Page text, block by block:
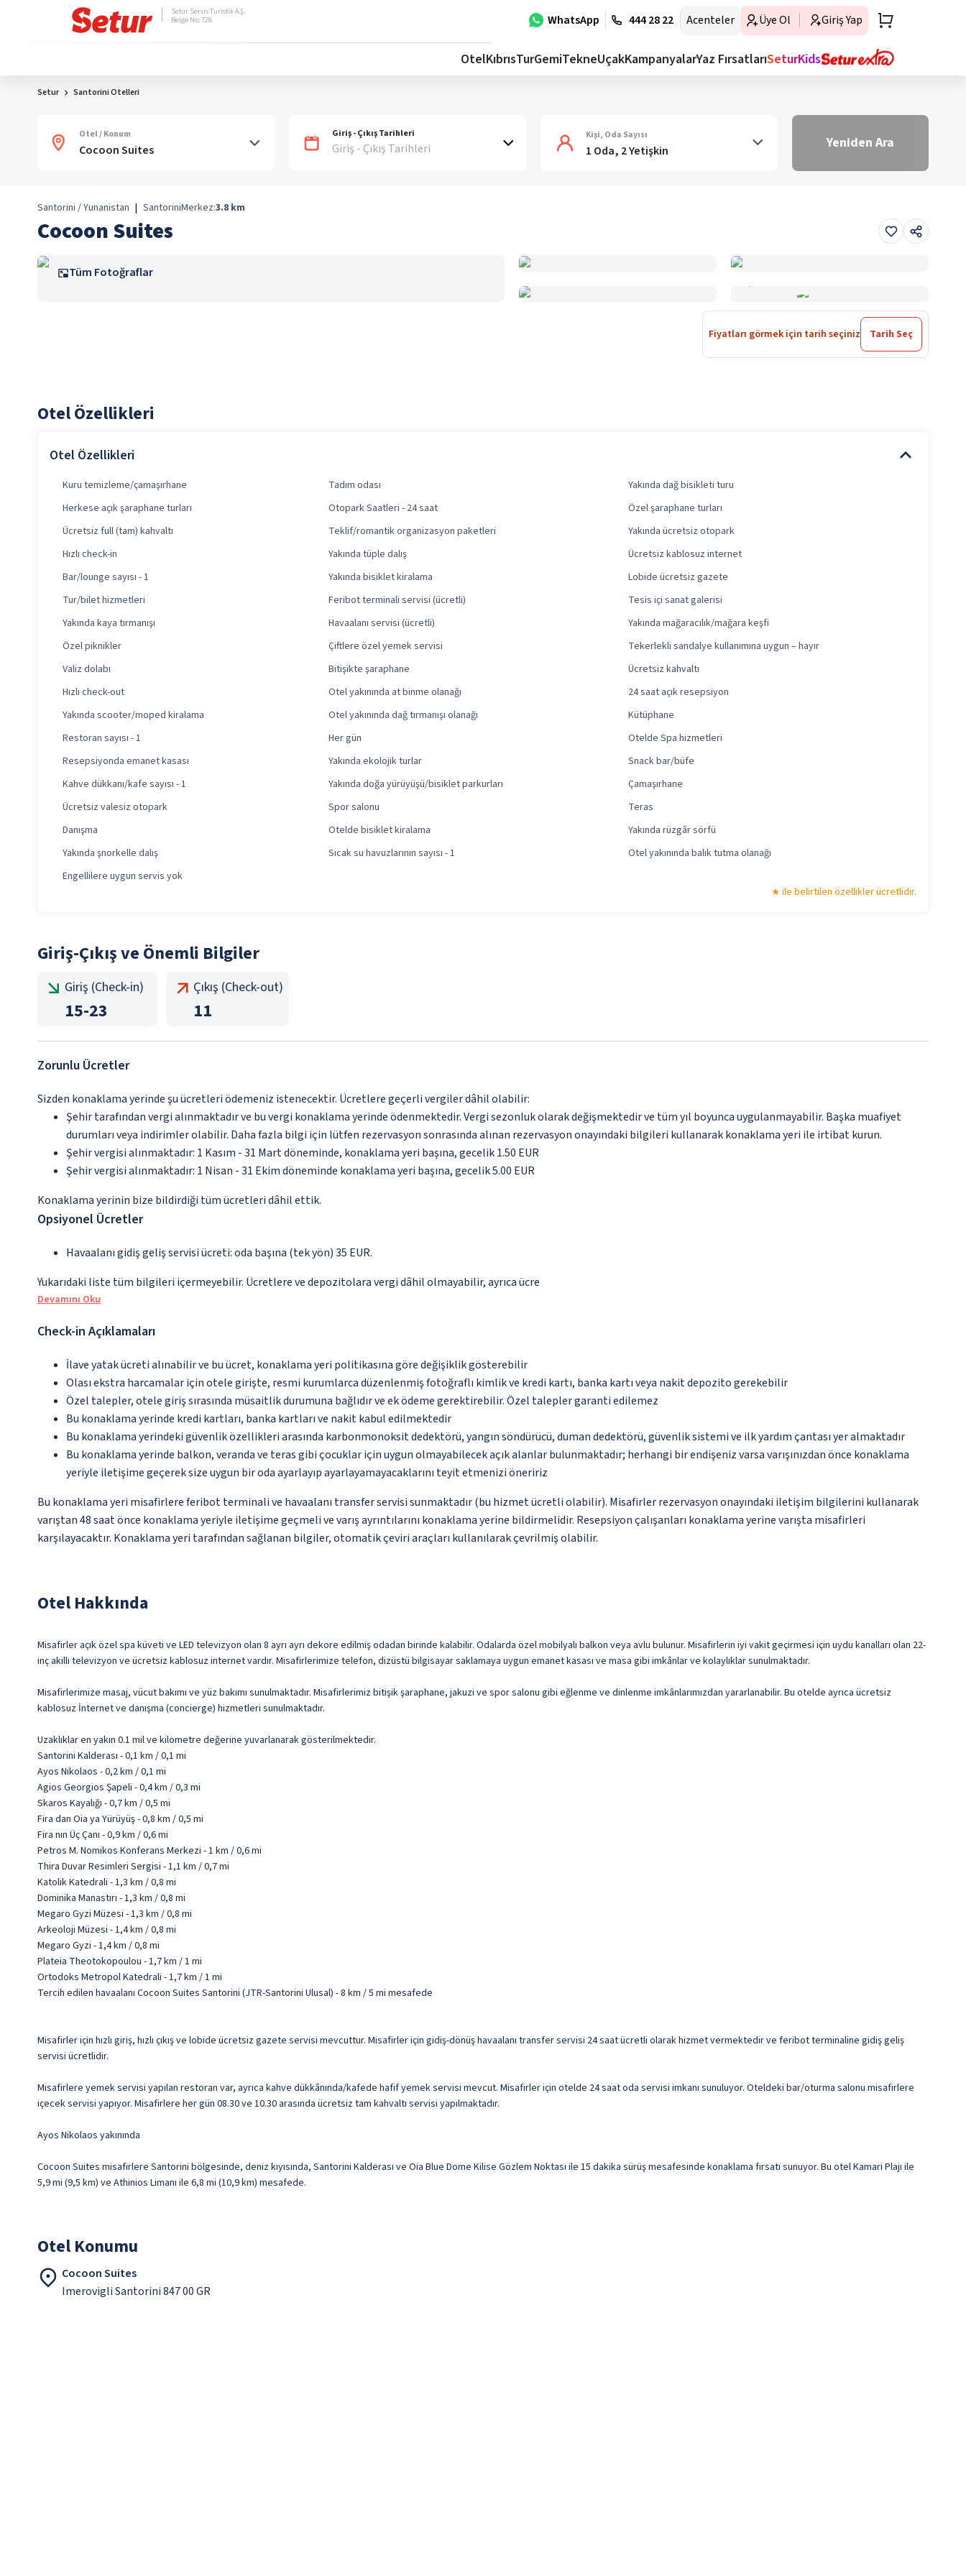
WhatsApp 444 28 22 Acenteler Üye Ol Giriş Yap
Setur Servis Turistik A.Ş.
Belge No: 728
OtelKıbrısTurGemiTekneUçakKampanyalarYaz FırsatlarıSeturKids
Setur Santorini Otelleri
Otel / Konum Giriş - Çıkış Tarihleri
Giriş - Çıkış Tarihleri
Kişi, Oda Sayısı
1 Oda, 2 Yetişkin Yeniden Ara
Santorini / Yunanistan | SantoriniMerkez:3.8 km
Cocoon Suites
Tüm Fotoğraflar
Fiyatları görmek için tarih seçiniz Tarih Seç
Otel Özellikleri
Otel Özellikleri
Kuru temizleme/çamaşırhane Tadım odası
Yakında dağ bisikleti turu
Herkese açık şaraphane turları
Otopark Saatleri - 24 saat
Özel şaraphane turları
Ücretsiz full (tam) kahvaltı
Teklif/romantik organizasyon paketleri
Yakında ücretsiz otopark
Hızlı check-in
Yakında tüple dalış
Ücretsiz kablosuz internet
Bar/lounge sayısı - 1
Yakında bisiklet kiralama
Lobide ücretsiz gazete
Tur/bilet hizmetleri
Feribot terminali servisi (ücretli)
Tesis içi sanat galerisi
Yakında kaya tırmanışı
Havaalanı servisi (ücretli)
Yakında mağaracılık/mağara keşfi
Özel piknikler
Çiftlere özel yemek servisi
Tekerlekli sandalye kullanımına uygun – hayır
Valiz dolabı
Bitişikte şaraphane
Ücretsiz kahvaltı
Hızlı check-out
Otel yakınında at binme olanağı
24 saat açık resepsiyon
Yakında scooter/moped kiralama
Otel yakınında dağ tırmanışı olanağı
Kütüphane
Restoran sayısı - 1
Her gün
Otelde Spa hizmetleri
Resepsiyonda emanet kasası
Yakında ekolojik turlar
Snack bar/büfe
Kahve dükkanı/kafe sayısı - 1
Yakında doğa yürüyüşü/bisiklet parkurları
Çamaşırhane
Ücretsiz valesiz otopark
Spor salonu
Teras
Danışma
Otelde bisiklet kiralama
Yakında rüzgâr sörfü
Yakında şnorkelle dalış
Sıcak su havuzlarının sayısı - 1
Otel yakınında balık tutma olanağı
Engellilere uygun servis yok
ile belirtilen özellikler ücretlidir.
Giriş-Çıkış ve Önemli Bilgiler
Giriş (Check-in)
15-23
Çıkış (Check-out)
11
Zorunlu Ücretler
Sizden konaklama yerinde şu ücretleri ödemeniz istenecektir. Ücretlere geçerli vergiler dâhil olabilir:
Şehir tarafından vergi alınmaktadır ve bu vergi konaklama yerinde ödenmektedir. Vergi sezonluk olarak değişmektedir ve tüm yıl boyunca uygulanmayabilir. Başka muafiyet
durumları veya indirimler olabilir. Daha fazla bilgi için lütfen rezervasyon sonrasında alınan rezervasyon onayındaki bilgileri kullanarak konaklama yeri ile irtibat kurun.
Şehir vergisi alınmaktadır: 1 Kasım - 31 Mart döneminde, konaklama yeri başına, gecelik 1.50 EUR
Şehir vergisi alınmaktadır: 1 Nisan - 31 Ekim döneminde konaklama yeri başına, gecelik 5.00 EUR
Konaklama yerinin bize bildirdiği tüm ücretleri dâhil ettik.
Opsiyonel Ücretler
Havaalanı gidiş geliş servisi ücreti: oda başına (tek yön) 35 EUR.
Yukarıdaki liste tüm bilgileri içermeyebilir. Ücretlere ve depozitolara vergi dâhil olmayabilir, ayrıca ücre
Devamını Oku
Check-in Açıklamaları
İlave yatak ücreti alınabilir ve bu ücret, konaklama yeri politikasına göre değişiklik gösterebilir
Olası ekstra harcamalar için otele girişte, resmi kurumlarca düzenlenmiş fotoğraflı kimlik ve kredi kartı, banka kartı veya nakit depozito gerekebilir
Özel talepler, otele giriş sırasında müsaitlik durumuna bağlıdır ve ek ödeme gerektirebilir. Özel talepler garanti edilemez
Bu konaklama yerinde kredi kartları, banka kartları ve nakit kabul edilmektedir
Bu konaklama yerindeki güvenlik özellikleri arasında karbonmonoksit dedektörü, yangın söndürücü, duman dedektörü, güvenlik sistemi ve ilk yardım çantası yer almaktadır
Bu konaklama yerinde balkon, veranda ve teras gibi çocuklar için uygun olmayabilecek açık alanlar bulunmaktadır; herhangi bir endişeniz varsa varışınızdan önce konaklama
yeriyle iletişime geçerek size uygun bir oda ayarlayıp ayarlayamayacaklarını teyit etmenizi öneririz
Bu konaklama yeri misafirlere feribot terminali ve havaalanı transfer servisi sunmaktadır (bu hizmet ücretli olabilir). Misafirler rezervasyon onayındaki iletişim bilgilerini kullanarak
varıştan 48 saat önce konaklama yeriyle iletişime geçmeli ve varış ayrıntılarını konaklama yerine bildirmelidir. Resepsiyon çalışanları konaklama yerine varışta misafirleri
karşılayacaktır. Konaklama yeri tarafından sağlanan bilgiler, otomatik çeviri araçları kullanılarak çevrilmiş olabilir.
Otel Hakkında
Misafirler açık özel spa küveti ve LED televizyon olan 8 ayrı ayrı dekore edilmiş odadan birinde kalabilir. Odalarda özel mobilyalı balkon veya avlu bulunur. Misafirlerin iyi vakit geçirmesi için uydu kanalları olan 22-
inç akıllı televizyon ve ücretsiz kablosuz internet vardır. Misafirlerimize telefon, dizüstü bilgisayar saklamaya uygun emanet kasası ve masa gibi imkânlar ve kolaylıklar sunulmaktadır.
Misafirlerimize masaj, vücut bakımı ve yüz bakımı sunulmaktadır. Misafirlerimiz bitişik şaraphane, jakuzi ve spor salonu gibi eğlenme ve dinlenme imkânlarımızdan yararlanabilir. Bu otelde ayrıca ücretsiz
kablosuz İnternet ve danışma (concierge) hizmetleri sunulmaktadır.
Uzaklıklar en yakın 0.1 mil ve kilometre değerine yuvarlanarak gösterilmektedir.
Santorini Kalderası - 0,1 km / 0,1 mi
Ayos Nikolaos - 0,2 km / 0,1 mi
Agios Georgios Şapeli - 0,4 km / 0,3 mi
Skaros Kayalığı - 0,7 km / 0,5 mi
Fira dan Oia ya Yürüyüş - 0,8 km / 0,5 mi
Fira nın Üç Çanı - 0,9 km / 0,6 mi
Petros M. Nomikos Konferans Merkezi - 1 km / 0,6 mi
Thira Duvar Resimleri Sergisi - 1,1 km / 0,7 mi
Katolik Katedrali - 1,3 km / 0,8 mi
Dominika Manastırı - 1,3 km / 0,8 mi
Megaro Gyzi Müzesi - 1,3 km / 0,8 mi
Arkeoloji Müzesi - 1,4 km / 0,8 mi
Megaro Gyzi - 1,4 km / 0,8 mi
Plateia Theotokopoulou - 1,7 km / 1 mi
Ortodoks Metropol Katedrali - 1,7 km / 1 mi
Tercih edilen havaalanı Cocoon Suites Santorini (JTR-Santorini Ulusal) - 8 km / 5 mi mesafede
Misafirler için hızlı giriş, hızlı çıkış ve lobide ücretsiz gazete servisi mevcuttur. Misafirler için gidiş-dönüş havaalanı transfer servisi 24 saat ücretli olarak hizmet vermektedir ve feribot terminaline gidiş geliş
servisi ücretlidir.
Misafirlere yemek servisi yapılan restoran var, ayrıca kahve dükkânında/kafede hafif yemek servisi mevcut. Misafirler için otelde 24 saat oda servisi imkanı sunuluyor. Oteldeki bar/oturma salonu misafirlere
içecek servisi yapıyor. Misafirlere her gün 08.30 ve 10.30 arasında ücretsiz tam kahvaltı servisi yapılmaktadır.
Ayos Nikolaos yakınında
Cocoon Suites misafirlere Santorini bölgesinde, deniz kıyısında, Santorini Kalderası ve Oia Blue Dome Kilise Gözlem Noktası ile 15 dakika sürüş mesafesinde konaklama fırsatı sunuyor. Bu otel Kamari Plajı ile
5,9 mi (9,5 km) ve Athinios Limanı ile 6,8 mi (10,9 km) mesafede.
Otel Konumu
Cocoon Suites
Imerovigli Santorini 847 00 GR